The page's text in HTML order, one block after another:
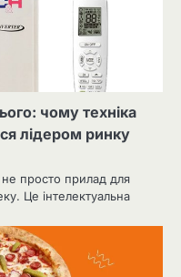
чому техніка
лідером ринку
просто прилад для
Це інтелектуальна